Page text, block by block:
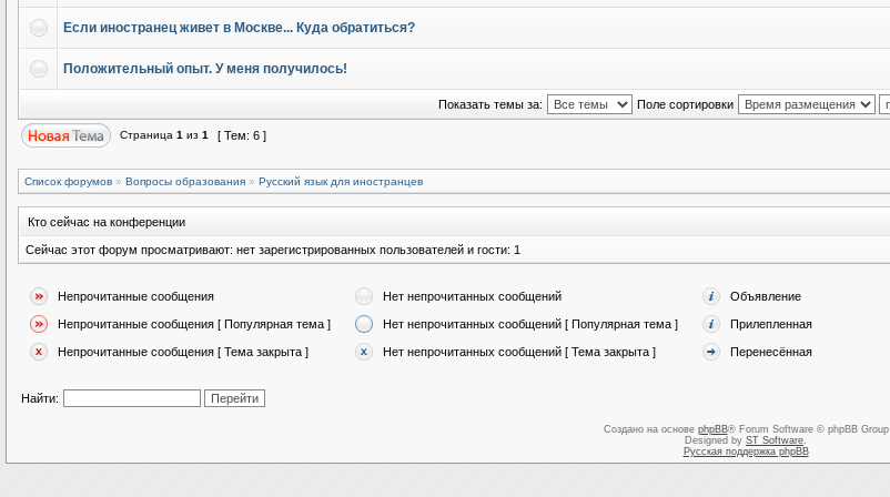
Если иностранец живет в Москве... Куда обратиться?
Положительный опыт. У меня получилось!
Показать темы за: Поле сортировки
Страница 1 из 1 [ Тем: 6 ]
Список форумов » Вопросы образования » Русский язык для иностранцев
Кто сейчас на конференции
Сейчас этот форум просматривают: нет зарегистрированных пользователей и гости: 1
Непрочитанные сообщения Нет непрочитанных сообщений Объявление
Непрочитанные сообщения [ Популярная тема ] Нет непрочитанных сообщений [ Популярная тема ] Прилепленная
Непрочитанные сообщения [ Тема закрыта ] Нет непрочитанных сообщений [ Тема закрыта ] Перенесённая
Найти:
Создано на основе phpBB® Forum Software © phpBB Group
Designed by ST Software.
Русская поддержка phpBB